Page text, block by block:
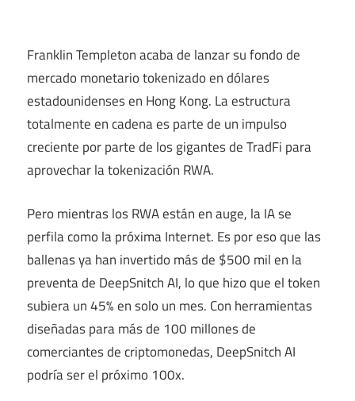
Franklin Templeton acaba de lanzar su fondo de
mercado monetario tokenizado en dólares
estadounidenses en Hong Kong. La estructura
totalmente en cadena es parte de un impulso
creciente por parte de los gigantes de TradFi para
aprovechar la tokenización RWA.
Pero mientras los RWA están en auge, la IA se
perfila como la próxima Internet. Es por eso que las
ballenas ya han invertido más de $500 mil en la
preventa de DeepSnitch AI, lo que hizo que el token
subiera un 45% en solo un mes. Con herramientas
diseñadas para más de 100 millones de
comerciantes de criptomonedas, DeepSnitch AI
podría ser el próximo 100x.